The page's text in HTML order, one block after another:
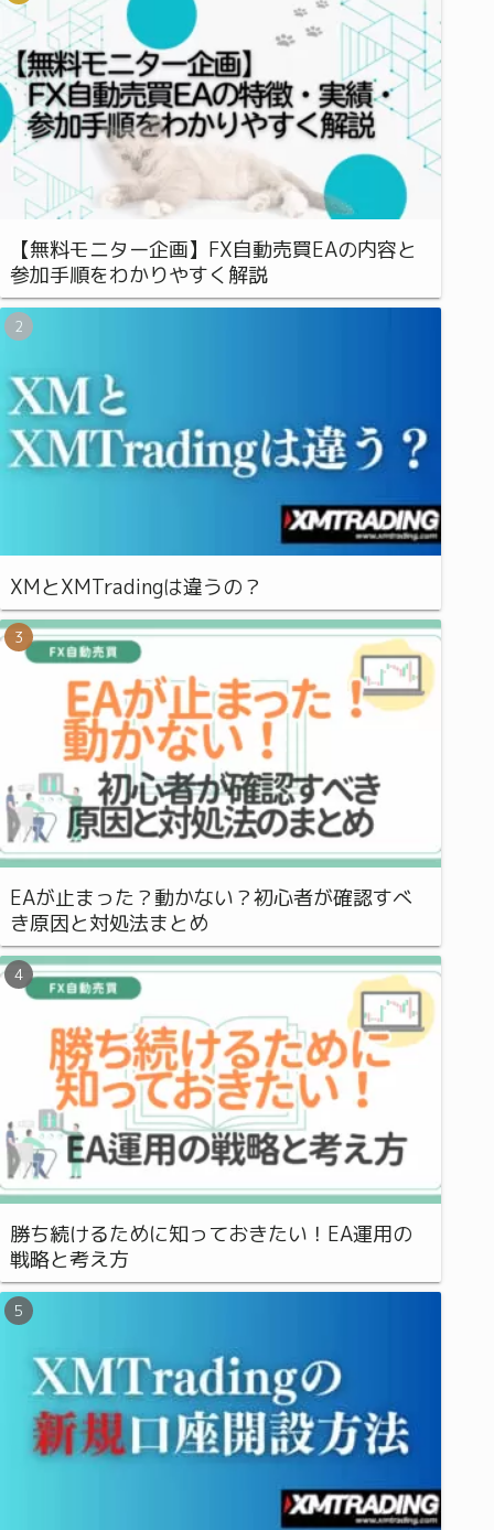
【無料モニター企画】FX自動売買EAの内容と
参加手順をわかりやすく解説
XMとXMTradingは違うの？
EAが止まった？動かない？初心者が確認すべ
き原因と対処法まとめ
勝ち続けるために知っておきたい！EA運用の
戦略と考え方